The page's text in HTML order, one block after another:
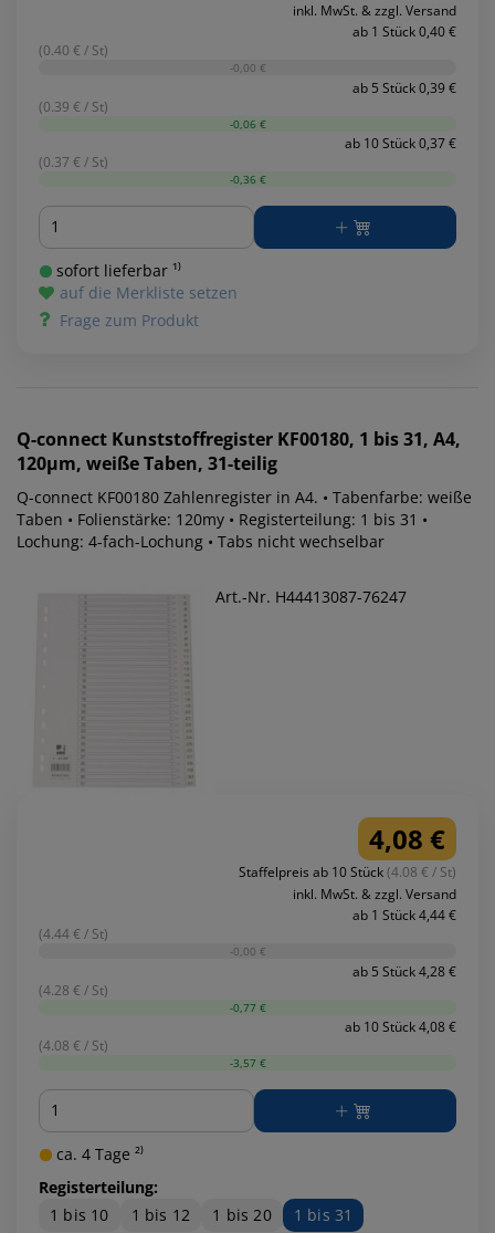
inkl. MwSt. & zzgl. Versand
ab 1 Stück 0,40 €
(0.40 € / St)
-0,00 €
ab 5 Stück 0,39 €
(0.39 € / St)
-0,06 €
ab 10 Stück 0,37 €
(0.37 € / St)
-0,36 €
Menge
sofort lieferbar ¹⁾
auf die Merkliste setzen
Frage zum Produkt
Q-connect Kunststoffregister KF00180, 1 bis 31, A4,
120µm, weiße Taben, 31-teilig
Q-connect KF00180 Zahlenregister in A4. • Tabenfarbe: weiße
Taben • Folienstärke: 120my • Registerteilung: 1 bis 31 •
Lochung: 4-fach-Lochung • Tabs nicht wechselbar
Art.-Nr. H44413087-76247
4,08 €
Staffelpreis ab 10 Stück(4.08 € / St)
inkl. MwSt. & zzgl. Versand
ab 1 Stück 4,44 €
(4.44 € / St)
-0,00 €
ab 5 Stück 4,28 €
(4.28 € / St)
-0,77 €
ab 10 Stück 4,08 €
(4.08 € / St)
-3,57 €
Menge
ca. 4 Tage ²⁾
Registerteilung:
1 bis 10
1 bis 12 1 bis 20
1 bis 31